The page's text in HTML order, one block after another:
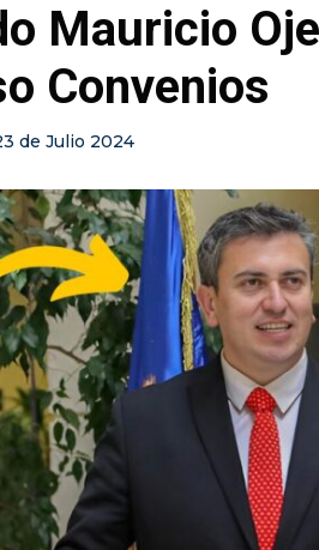
Mauricio
Convenios
de Julio 2024